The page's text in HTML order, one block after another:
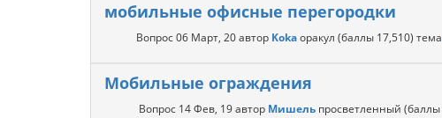
мобильные офисные перегородки
Вопрос06 Март, 20автор Kokaоракул (баллы 17,510) тема
Мобильные ограждения
Вопрос 14 Фев, 19автор Мишель просветленный (баллы